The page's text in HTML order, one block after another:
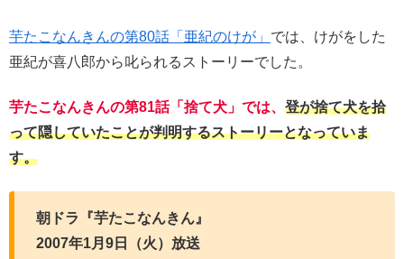
芋たこなんきんの第80話「亜紀のけが」 では、けがをした
亜紀が喜八郎から叱られるストーリーでした。
芋たこなんきんの第81話「捨て犬」では、 登が捨て犬を拾
って隠していたことが判明するストーリーとなっていま
す。
朝ドラ『芋たこなんきん』
2007年1月9日（火）放送